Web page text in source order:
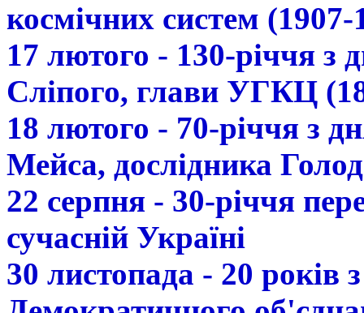
космічних систем (1907-
17 лютого - 130-річчя з
Сліпого, глави УГКЦ
18 лютого - 70-річчя з
Мейса, дослідника
22 серпня - 30-річчя
сучасній Україні
30 листопада - 20 років